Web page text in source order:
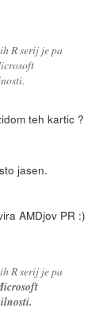
R serij je pa
teh kartic ?
jasen.
AMDjov PR :)
R serij je pa